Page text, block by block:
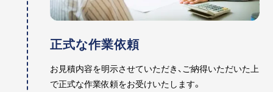
正式な作業依頼
お見積内容を明示させていただき、ご納得いただいた上
で正式な作業依頼をお受けいたします。